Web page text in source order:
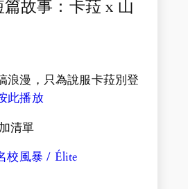
故事：卡菈 x 山
浪漫，只為說服卡菈別登
此播放
清單
校風暴 / Élite